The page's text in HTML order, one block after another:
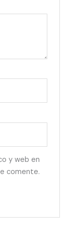
y web en
comente.